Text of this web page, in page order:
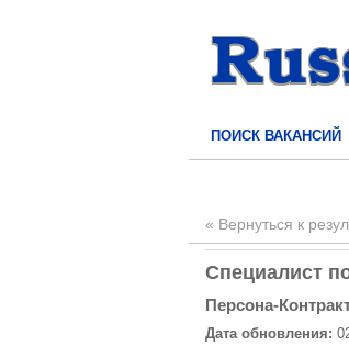
ПОИСК ВАКАНСИЙ
« Вернуться к
Специалист
Персона-
Дата обновления: